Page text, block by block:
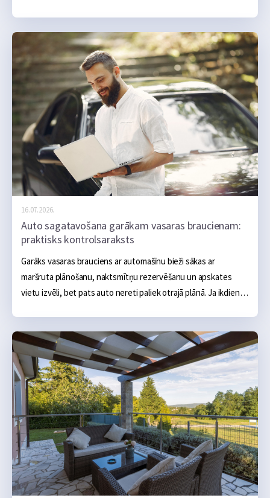
praksē atvaļinājums bieži kļūst dārgāks nevis viena liela tēriņa
dēļ, bet vairāku mazu kļūdu dēļ, kas sakrājas kopā.
16.07.2026.
Auto sagatavošana garākam vasaras braucienam:
praktisks kontrolsaraksts
Garāks vasaras brauciens ar automašīnu bieži sākas ar
maršruta plānošanu, naktsmītņu rezervēšanu un apskates
vietu izvēli, bet pats auto nereti paliek otrajā plānā. Ja ikdienā